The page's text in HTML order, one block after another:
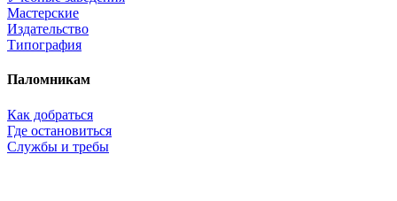
Мастерские
Издательство
Типография
Паломникам
Как добраться
Где остановиться
Службы и требы